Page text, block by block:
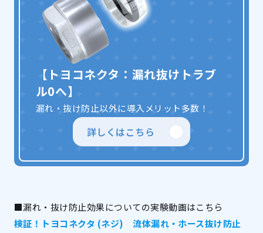
【トヨコネクタ：漏れ抜けトラブ
ル0へ】
漏れ・抜け防止以外に導入メリット多数！
詳しくはこちら
■漏れ・抜け防止効果についての実験動画はこちら
検証！トヨコネクタ (ネジ) 流体漏れ・ホース抜け防止